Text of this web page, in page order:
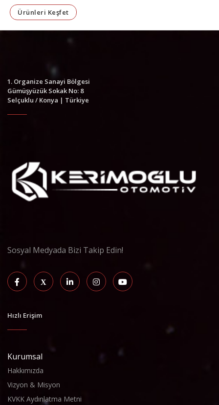
Ürünleri Keşfet
1. Organize Sanayi Bölgesi
Gümüşyüzük Sokak No: 8
Selçuklu / Konya | Türkiye
Sosyal Medyada Bizi Takip Edin!
Hızlı Erişim
Kurumsal
Hakkımızda
Vizyon & Misyon
KVKK Aydınlatma Metni